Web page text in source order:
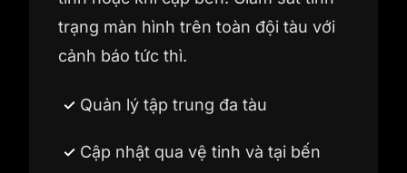
trạng màn hình trên toàn đội tàu với
cảnh báo tức thì.
Quản lý tập trung đa tàu
Cập nhật qua vệ tinh và tại bến